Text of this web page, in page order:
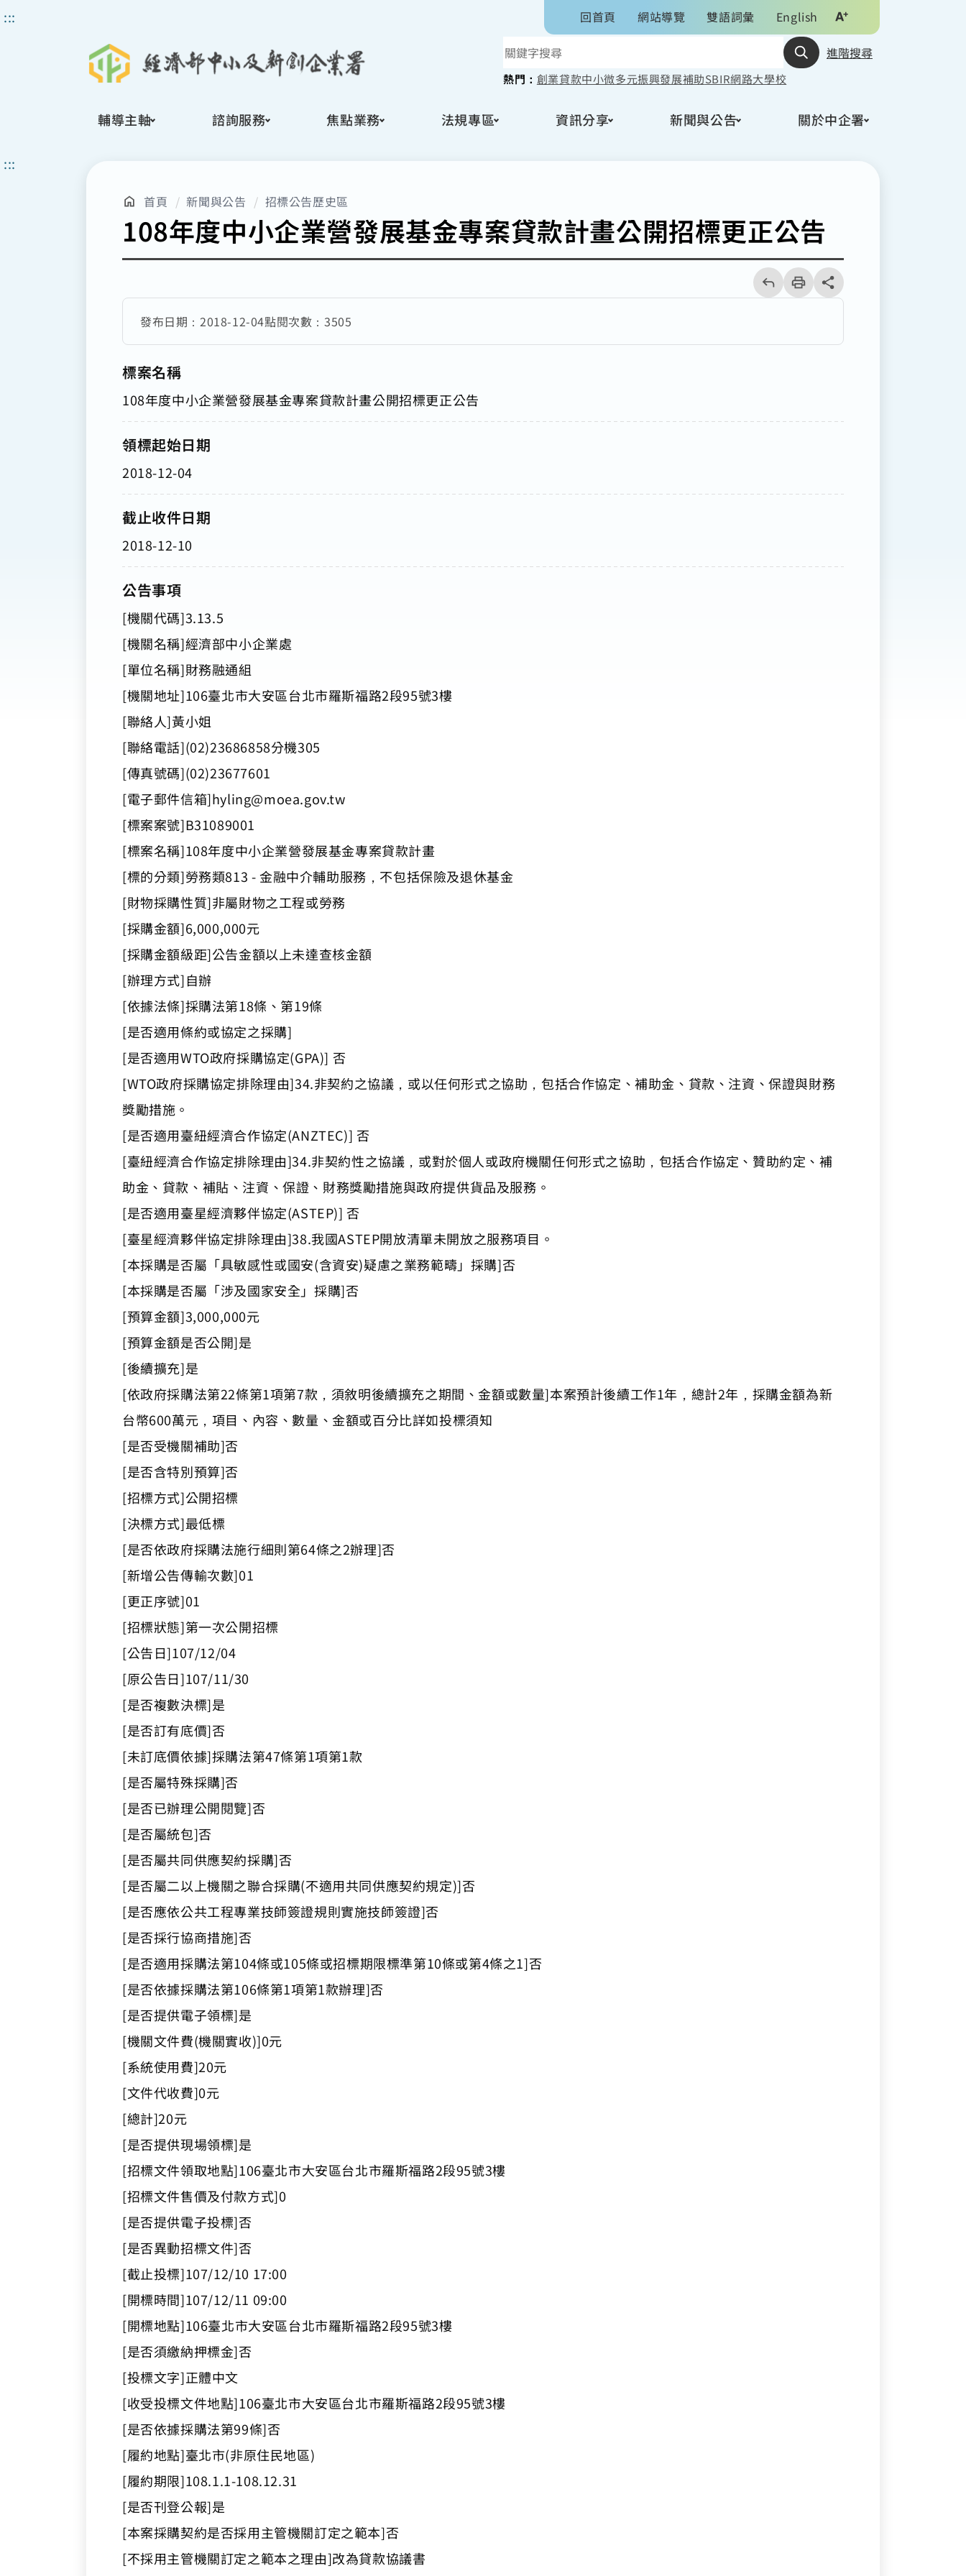
::: 回首頁 網站導覽 雙語詞彙 English
搜
進階搜尋
熱門： 創業貸款中小微多元振興發展補助SBIR網路大學校
輔導主軸 諮詢服務 焦點業務 法規專區 資訊分享 新聞與公告 關於中企署
:::
首頁 新聞與公告 招標公告歷史區
108年度中小企業營發展基金專案貸款計畫公開招標更正公告
回
上
一
頁
列
印
share分享按鈕
發布日期： 2018-12-04點閱次數： 3505
標案名稱
108年度中小企業營發展基金專案貸款計畫公開招標更正公告
領標起始日期
2018-12-04
截止收件日期
2018-12-10
公告事項
[機關代碼]3.13.5
[機關名稱]經濟部中小企業處
[單位名稱]財務融通組
[機關地址]106臺北市大安區台北市羅斯福路2段95號3樓
[聯絡人]黃小姐
[聯絡電話](02)23686858分機305
[傳真號碼](02)23677601
[電子郵件信箱]hyling@moea.gov.tw
[標案案號]B31089001
[標案名稱]108年度中小企業營發展基金專案貸款計畫
[標的分類]勞務類813 - 金融中介輔助服務，不包括保險及退休基金
[財物採購性質]非屬財物之工程或勞務
[採購金額]6,000,000元
[採購金額級距]公告金額以上未達查核金額
[辦理方式]自辦
[依據法條]採購法第18條、第19條
[是否適用條約或協定之採購]
[是否適用WTO政府採購協定(GPA)] 否
[WTO政府採購協定排除理由]34.非契約之協議，或以任何形式之協助，包括合作協定、補助金、貸款、注資、保證與財務
獎勵措施。
[是否適用臺紐經濟合作協定(ANZTEC)] 否
[臺紐經濟合作協定排除理由]34.非契約性之協議，或對於個人或政府機關任何形式之協助，包括合作協定、贊助約定、補
助金、貸款、補貼、注資、保證、財務獎勵措施與政府提供貨品及服務。
[是否適用臺星經濟夥伴協定(ASTEP)] 否
[臺星經濟夥伴協定排除理由]38.我國ASTEP開放清單未開放之服務項目。
[本採購是否屬「具敏感性或國安(含資安)疑慮之業務範疇」採購]否
[本採購是否屬「涉及國家安全」採購]否
[預算金額]3,000,000元
[預算金額是否公開]是
[後續擴充]是
[依政府採購法第22條第1項第7款，須敘明後續擴充之期間、金額或數量]本案預計後續工作1年，總計2年，採購金額為新
台幣600萬元，項目、內容、數量、金額或百分比詳如投標須知
[是否受機關補助]否
[是否含特別預算]否
[招標方式]公開招標
[決標方式]最低標
[是否依政府採購法施行細則第64條之2辦理]否
[新增公告傳輸次數]01
[更正序號]01
[招標狀態]第一次公開招標
[公告日]107/12/04
[原公告日]107/11/30
[是否複數決標]是
[是否訂有底價]否
[未訂底價依據]採購法第47條第1項第1款
[是否屬特殊採購]否
[是否已辦理公開閱覽]否
[是否屬統包]否
[是否屬共同供應契約採購]否
[是否屬二以上機關之聯合採購(不適用共同供應契約規定)]否
[是否應依公共工程專業技師簽證規則實施技師簽證]否
[是否採行協商措施]否
[是否適用採購法第104條或105條或招標期限標準第10條或第4條之1]否
[是否依據採購法第106條第1項第1款辦理]否
[是否提供電子領標]是
[機關文件費(機關實收)]0元
[系統使用費]20元
[文件代收費]0元
[總計]20元
[是否提供現場領標]是
[招標文件領取地點]106臺北市大安區台北市羅斯福路2段95號3樓
[招標文件售價及付款方式]0
[是否提供電子投標]否
[是否異動招標文件]否
[截止投標]107/12/10 17:00
[開標時間]107/12/11 09:00
[開標地點]106臺北市大安區台北市羅斯福路2段95號3樓
[是否須繳納押標金]否
[投標文字]正體中文
[收受投標文件地點]106臺北市大安區台北市羅斯福路2段95號3樓
[是否依據採購法第99條]否
[履約地點]臺北市(非原住民地區)
[履約期限]108.1.1-108.12.31
[是否刊登公報]是
[本案採購契約是否採用主管機關訂定之範本]否
[不採用主管機關訂定之範本之理由]改為貸款協議書